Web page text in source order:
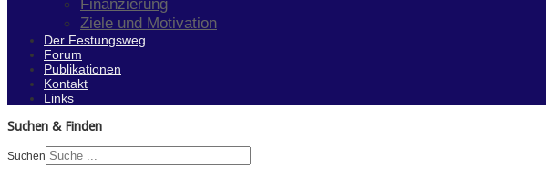
Finanzierung
Ziele und Motivation
Der Festungsweg
Forum
Publikationen
Kontakt
Links
Suchen & Finden
Suchen